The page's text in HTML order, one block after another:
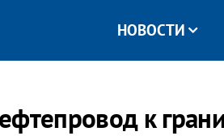
НОВОСТИ
к